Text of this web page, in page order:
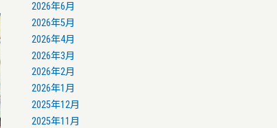
2026年6月
2026年5月
2026年4月
2026年3月
2026年2月
2026年1月
2025年12月
2025年11月